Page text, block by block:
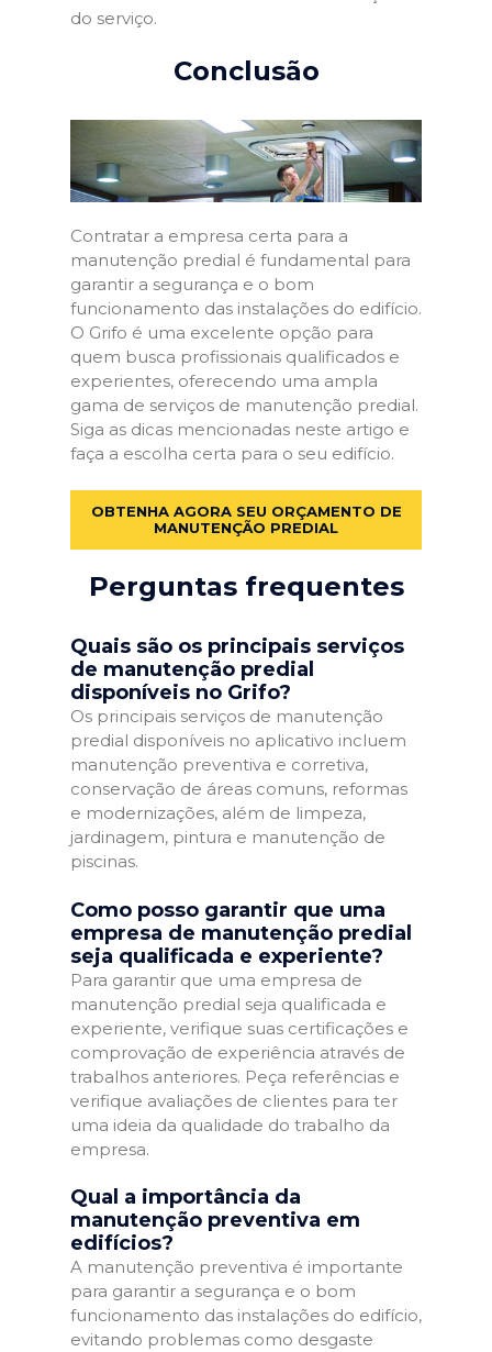
do serviço.
Conclusão
Contratar a empresa certa para a
manutenção predial é fundamental para
garantir a segurança e o bom
funcionamento das instalações do edifício.
O Grifo é uma excelente opção para
quem busca profissionais qualificados e
experientes, oferecendo uma ampla
gama de serviços de manutenção predial.
Siga as dicas mencionadas neste artigo e
faça a escolha certa para o seu edifício.
OBTENHA AGORA SEU ORÇAMENTO DE
MANUTENÇÃO PREDIAL
Perguntas frequentes
Quais são os principais serviços
de manutenção predial
disponíveis no Grifo?
Os principais serviços de manutenção
predial disponíveis no aplicativo incluem
manutenção preventiva e corretiva,
conservação de áreas comuns, reformas
e modernizações, além de limpeza,
jardinagem, pintura e manutenção de
piscinas.
Como posso garantir que uma
empresa de manutenção predial
seja qualificada e experiente?
Para garantir que uma empresa de
manutenção predial seja qualificada e
experiente, verifique suas certificações e
comprovação de experiência através de
trabalhos anteriores. Peça referências e
verifique avaliações de clientes para ter
uma ideia da qualidade do trabalho da
empresa.
Qual a importância da
manutenção preventiva em
edifícios?
A manutenção preventiva é importante
para garantir a segurança e o bom
funcionamento das instalações do edifício,
evitando problemas como desgaste